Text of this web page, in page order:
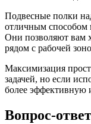
Подвесные полки
отличным способом
Они позволяют вам
рядом с рабочей
Максимизация
задачей, но если
более
Вопрос-